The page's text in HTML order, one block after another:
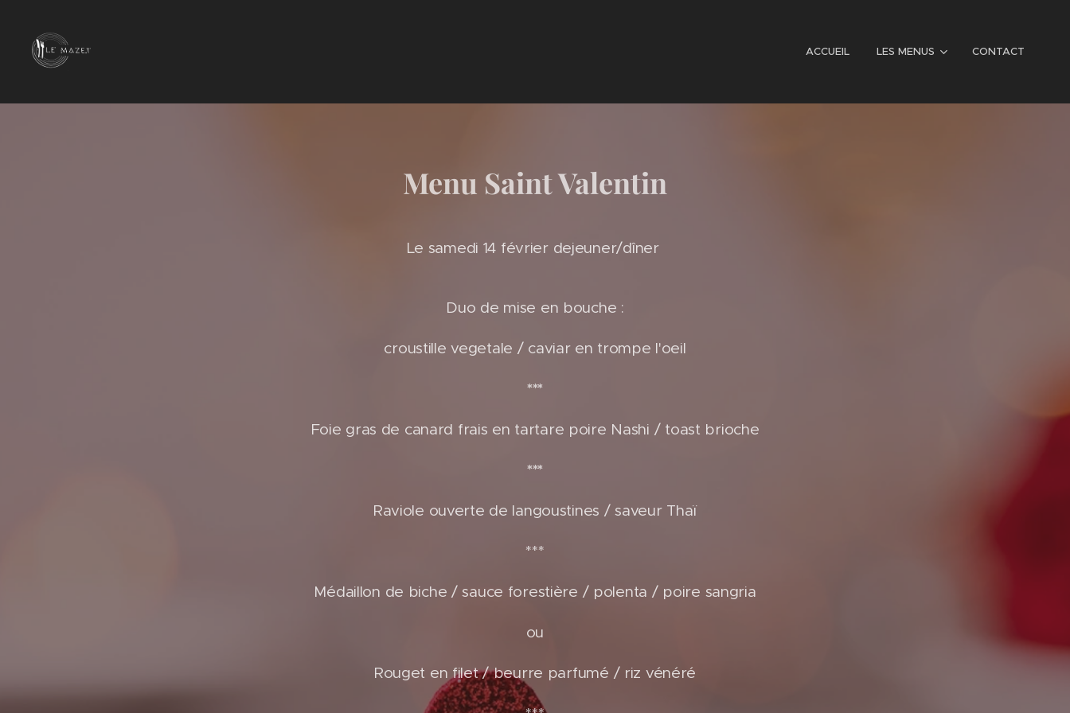
ACCUEIL LES MENUS CONTACT
Menu Saint Valentin
Le samedi 14 février dejeuner/dîner
Duo de mise en bouche :
croustille vegetale / caviar en trompe l'oeil
***
Foie gras de canard frais en tartare poire Nashi / toast brioche
***
Raviole ouverte de langoustines / saveur Thaï
***
Médaillon de biche / sauce forestière / polenta / poire sangria
ou
Rouget en filet / beurre parfumé / riz vénéré